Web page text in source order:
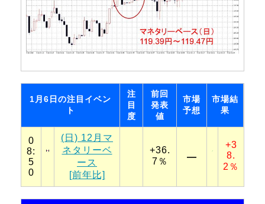
1月6日の注目イベン
ト
注
目
度
前回
発表
値
市場
予想
市場結
果
0
8:
5
0
(日) 12月マ
ネタリーベ
ース
[前年比]
+36.
7％
―
+3
8.
2％